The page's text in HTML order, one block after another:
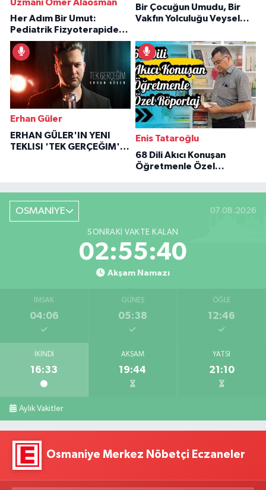
Uzmanı Ömer Alaosman
Her Adım Bir Umut:
Pediatrik Fizyoterapiden
İlham Veren Hikâyeler
Bir Çocuğun Umudu, Bir
Vakfın Yolculuğu Veysel
Erhan Güler
ERHAN GÜLER'IN YENI
TEKLISI 'TEK GERÇEĞIM'LE
Enis Tataroğlu
68 Dili Akıcı Konuşan
Öğretmenle Özel
OSMANİYE 07.08.2026
SONRAKI VAKTE KALAN
02:55:39
Akşam Namazı
İMSAK
04:06
GÜNEŞ
05:38
ÖĞLE
12:46
İKINDI
16:33
AKŞAM
19:44
YATSI
21:10
Aylık Vakitler
Osmaniye Merkez Nöbetçi Eczaneler